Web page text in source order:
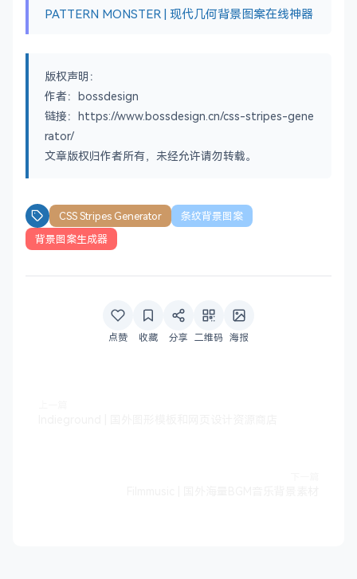
PATTERN MONSTER | 现代几何背景图案在线神器
版权声明：
作者：bossdesign
链接：https://www.bossdesign.cn/css-stripes-gene
rator/
文章版权归作者所有，未经允许请勿转载。
CSS Stripes Generator
条纹背景图案
背景图案生成器
点赞 收藏 分享 二维码 海报